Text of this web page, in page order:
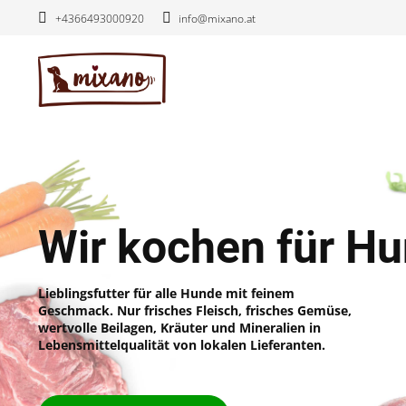
+4366493000920 info@mixano.at
n
s
c
h
n
e
l
l
e
Wir kochen für
Lieblingsfutter für alle Hunde mit feinem
Geschmack. Nur frisches Fleisch, frisches Gemüse,
wertvolle Beilagen, Kräuter und Mineralien in
Lebensmittelqualität von lokalen Lieferanten.